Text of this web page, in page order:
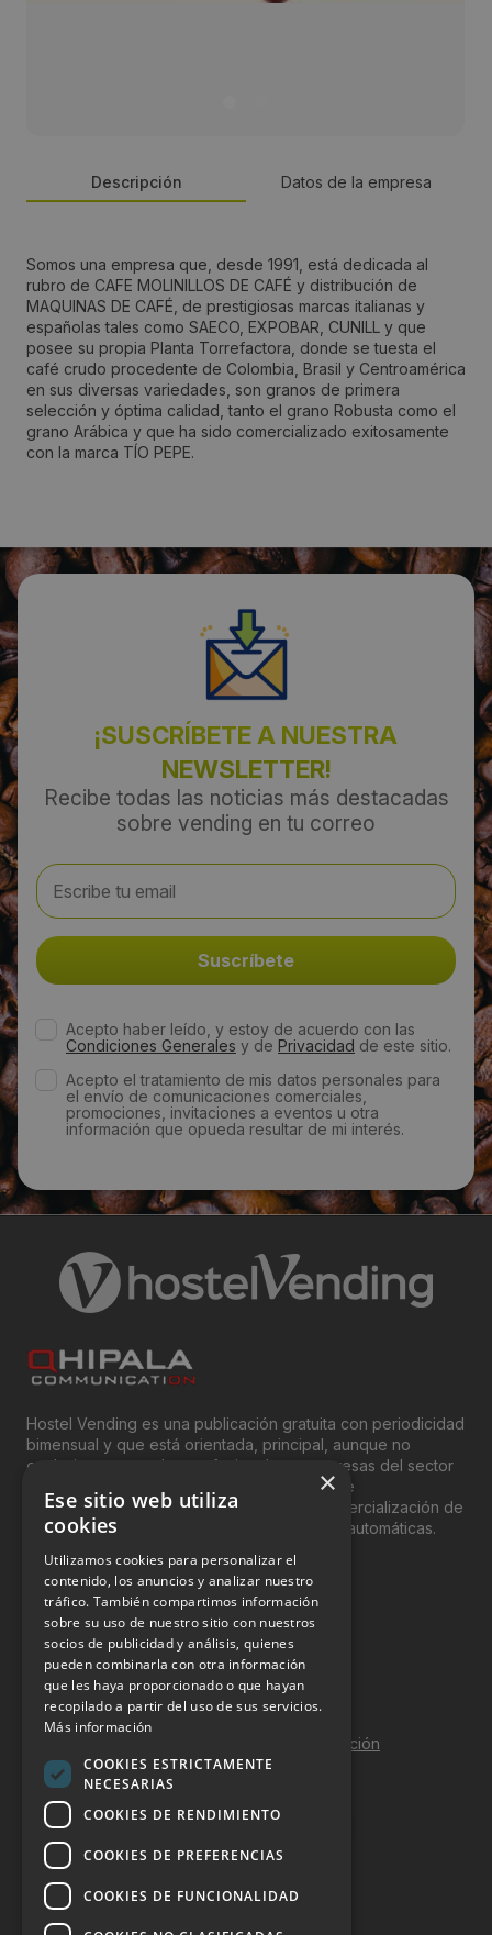
Descripción Datos de la empresa
Somos una empresa que, desde 1991, está dedicada al
rubro de CAFE MOLINILLOS DE CAFÉ y distribución de
MAQUINAS DE CAFÉ, de prestigiosas marcas italianas y
españolas tales como SAECO, EXPOBAR, CUNILL y que
posee su propia Planta Torrefactora, donde se tuesta el
café crudo procedente de Colombia, Brasil y Centroamérica
en sus diversas variedades, son granos de primera
selección y óptima calidad, tanto el grano Robusta como el
grano Arábica y que ha sido comercializado exitosamente
con la marca TÍO PEPE.
Antonio Lopez
Dirección:
Las Malvas 255, Las Condes
Localidad:
Código Postal:
+56 6980131
Web:
http://www.cafetal.cl/
Horario de contacto:
Comercial
Visitas a producto:
Miércoles 08 Enero 2014
¡SUSCRÍBETE A NUESTRA
NEWSLETTER!
Recibe todas las noticias más destacadas
sobre vending en tu correo
Acepto haber leído, y estoy de acuerdo con las
Condiciones Generales y de Privacidad de este sitio.
Acepto el tratamiento de mis datos personales para
el envío de comunicaciones comerciales,
promociones, invitaciones a eventos u otra
información que opueda resultar de mi interés.
Hostel Vending es una publicación gratuita con periodicidad
bimensual y que está orientada, principal, aunque no
exclusivamente, a los profesionales y empresas del sector
del “Vending”; nombre con el que se conoce
genéricamente entre profesionales a la comercialización de
productos y servicios a través de máquinas automáticas.
INFORMACIÓN LEGAL
Aviso Legal
Política de Privacidad
Política de Cookies
Política de calidad y seguridad de la información
Contacto
DOSSIER Y CONTRATACIÓN
×
Ese sitio web utiliza
cookies
Utilizamos cookies para personalizar el
contenido, los anuncios y analizar nuestro
tráfico. También compartimos información
sobre su uso de nuestro sitio con nuestros
socios de publicidad y análisis, quienes
pueden combinarla con otra información
que les haya proporcionado o que hayan
recopilado a partir del uso de sus servicios.
Más información
COOKIES ESTRICTAMENTE
NECESARIAS
COOKIES DE RENDIMIENTO
COOKIES DE PREFERENCIAS
COOKIES DE FUNCIONALIDAD